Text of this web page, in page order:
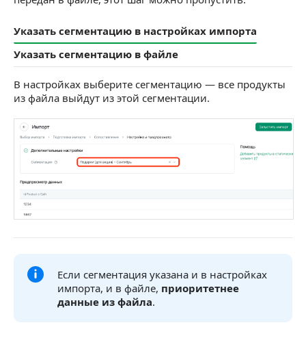
Указать сегментацию в настройках импорта
Указать сегментацию в файле
В настройках выберите сегментацию — все продукты
из файла выйдут из этой сегментации.
Если сегментация указана и в настройках
импорта, и в файле, приоритетнее
данные из файла.